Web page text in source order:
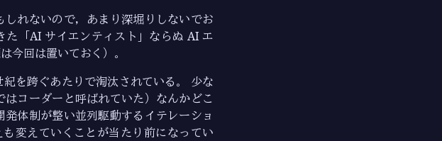
れないので，あまり深堀りしないでお
た「AI サイエンティスト」ならぬ AI エ
今回は置いておく）。
を跨ぐあたりで淘汰されている。 少な
コーダーと呼ばれていた）なんかどこ
体制が整い並列駆動するイテレーショ
変えていくことが当たり前になってい